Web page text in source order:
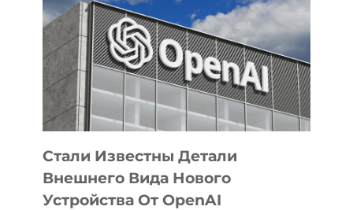
ЗАДАЧИ
ПО
РАЗВИТИЮ
ЭКОСИСТЕМЫ
ИСКУССТВЕННОГО
ИНТЕЛЛЕКТА
Стали Известны Детали
Внешнего Вида Нового
Устройства От OpenAI